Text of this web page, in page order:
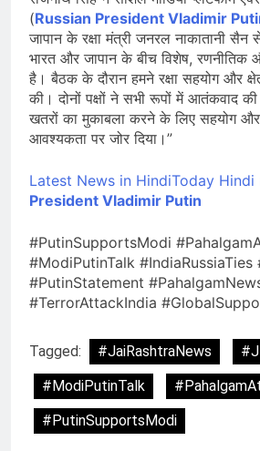
(Russian President Vladimir
जापान के रक्षा मंत्री जनरल नाकातानी
भारत और जापान के बीच विशेष, रणनीतिक
है। बैठक के दौरान हमने रक्षा सहयोग और
की। दोनों पक्षों ने सभी रूपों में आतंकवाद की
खतरों का मुकाबला करने के लिए सहयोग
आवश्यकता पर जोर दिया।”
Latest News in HindiToday Hindi
President Vladimir Putin
#PutinSupportsModi
#ModiPutinTalk #IndiaRussiaTies
#PutinStatement
#TerrorAttackIndia
Tagged: #JaiRashtraNews
#ModiPutinTalk
#PutinSupportsModi